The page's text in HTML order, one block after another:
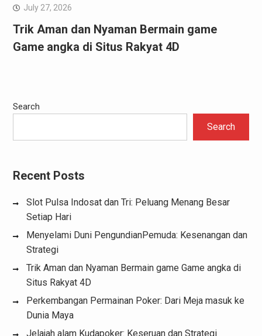
July 27, 2026
Trik Aman dan Nyaman Bermain game
Game angka di Situs Rakyat 4D
Search
Search
Recent Posts
Slot Pulsa Indosat dan Tri: Peluang Menang Besar
Setiap Hari
Menyelami Duni PengundianPemuda: Kesenangan dan
Strategi
Trik Aman dan Nyaman Bermain game Game angka di
Situs Rakyat 4D
Perkembangan Permainan Poker: Dari Meja masuk ke
Dunia Maya
Jelajah alam Kudapoker: Keseruan dan Strategi